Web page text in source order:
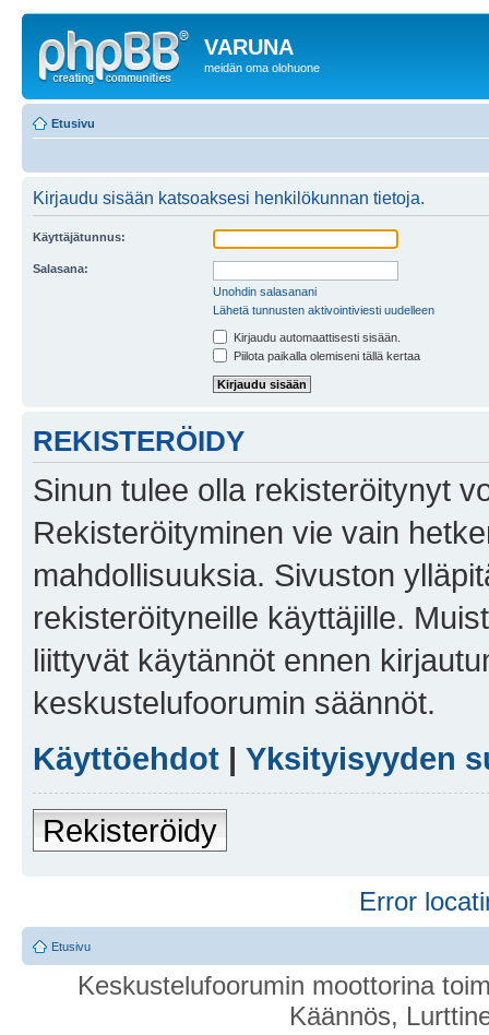
VARUNA
meidän oma olohuone
Etusivu
Kirjaudu sisään katsoaksesi henkilökunnan tietoja.
Käyttäjätunnus:
Salasana:
Unohdin salasanani
Lähetä tunnusten aktivointiviesti uudelleen
Kirjaudu automaattisesti sisään.
Piilota paikalla olemiseni tällä kertaa
REKISTERÖIDY
Sinun tulee olla rekisteröitynyt
Rekisteröityminen vie vain
mahdollisuuksia. Sivuston
rekisteröityneille käyttäjille.
liittyvät käytännöt ennen
keskustelufoorumin säännöt.
Käyttöehdot | Yksityisyyden
Rekisteröidy
Error
Etusivu
Keskustelufoorumin moottorina
Käännös,